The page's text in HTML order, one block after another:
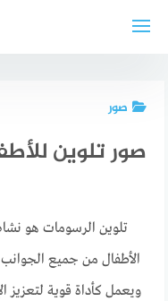
صور
صور تلوين
تلوين الرسومات هو
الأطفال من جميع الجوانب
ويعمل كأداة قوية لتعزيز